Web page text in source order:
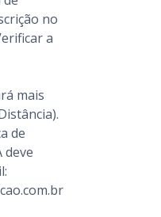
no
a
mais
de
deve